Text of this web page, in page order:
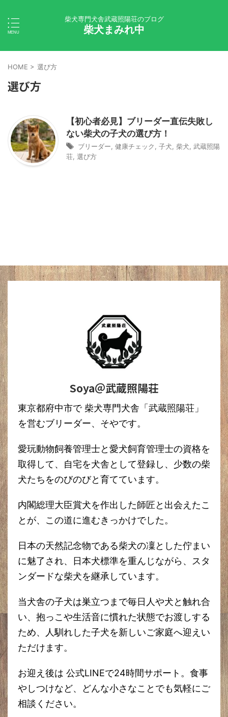
柴犬専門犬舎武蔵照陽荘のブログ
柴犬まみれ中
HOME > 選び方
選び方
【初心者必見】ブリーダー直伝失敗し
ない柴犬の子犬の選び方！
ブリーダー 健康チェック 子犬 柴犬 武蔵照陽
荘 選び方
Soya＠武蔵照陽荘
東京都府中市で 柴犬専門犬舎「武蔵照陽荘」
を営むブリーダー、そやです。
愛玩動物飼養管理士と愛犬飼育管理士の資格を
取得して、自宅を犬舎として登録し、少数の柴
犬たちをのびのびと育てています。
内閣総理大臣賞犬を作出した師匠と出会えたこ
とが、この道に進むきっかけでした。
日本の天然記念物である柴犬の凜とした佇まい
に魅了され、日本犬標準を重んじながら、スタ
ンダードな柴犬を継承しています。
当犬舎の子犬は巣立つまで毎日人や犬と触れ合
い、抱っこや生活音に慣れた状態でお渡しする
ため、人馴れした子犬を新しいご家庭へ迎えい
ただけます。
お迎え後は 公式LINEで24時間サポート。食事
やしつけなど、どんな小さなことでも気軽にご
相談ください。